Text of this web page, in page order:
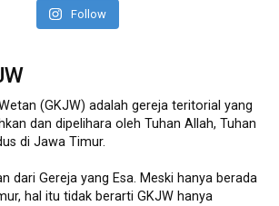
Follow
(GKJW) adalah gereja teritorial yang
dan dipelihara oleh Tuhan Allah, Tuhan
di Jawa Timur.
dari Gereja yang Esa. Meski hanya berada
hal itu tidak berarti GKJW hanya